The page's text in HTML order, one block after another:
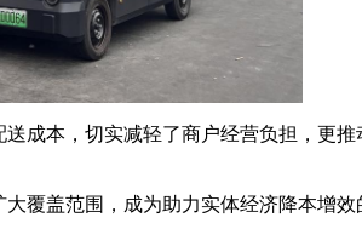
成本，切实减轻了商户经营负担，更
覆盖范围，成为助力实体经济降本增